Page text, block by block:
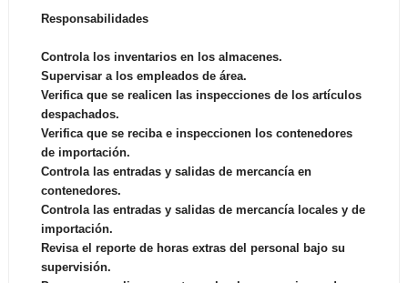
Responsabilidades
Controla los inventarios en los almacenes.
Supervisar a los empleados de área.
Verifica que se realicen las inspecciones de los artículos
despachados.
Verifica que se reciba e inspeccionen los contenedores
de importación.
Controla las entradas y salidas de mercancía en
contenedores.
Controla las entradas y salidas de mercancía locales y de
importación.
Revisa el reporte de horas extras del personal bajo su
supervisión.